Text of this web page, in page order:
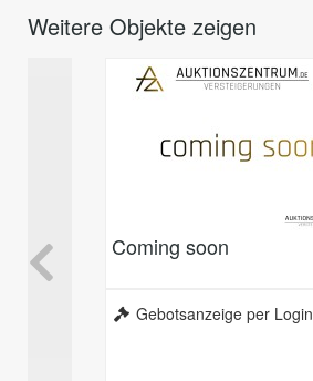
Weitere Objekte zeigen
Coming soon
Gebotsanzeige per Login